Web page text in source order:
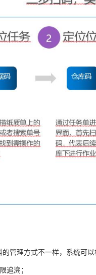
管理方式不一样，系统可以
追溯；